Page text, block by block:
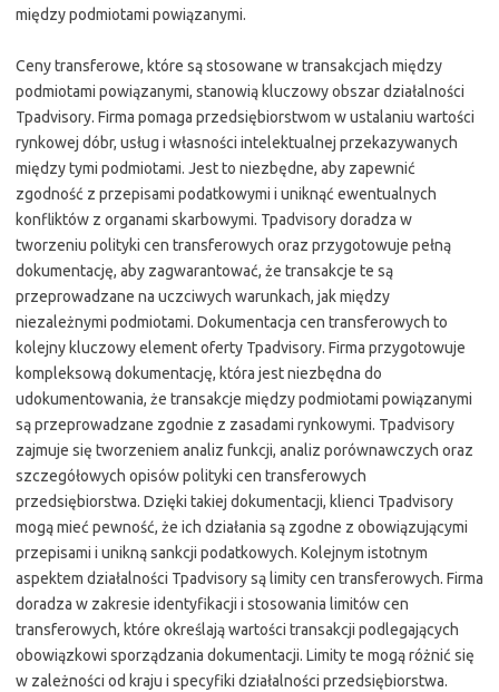
między podmiotami powiązanymi.
Ceny transferowe, które są stosowane w transakcjach między
podmiotami powiązanymi, stanowią kluczowy obszar działalności
Tpadvisory. Firma pomaga przedsiębiorstwom w ustalaniu wartości
rynkowej dóbr, usług i własności intelektualnej przekazywanych
między tymi podmiotami. Jest to niezbędne, aby zapewnić
zgodność z przepisami podatkowymi i uniknąć ewentualnych
konfliktów z organami skarbowymi. Tpadvisory doradza w
tworzeniu polityki cen transferowych oraz przygotowuje pełną
dokumentację, aby zagwarantować, że transakcje te są
przeprowadzane na uczciwych warunkach, jak między
niezależnymi podmiotami. Dokumentacja cen transferowych to
kolejny kluczowy element oferty Tpadvisory. Firma przygotowuje
kompleksową dokumentację, która jest niezbędna do
udokumentowania, że transakcje między podmiotami powiązanymi
są przeprowadzane zgodnie z zasadami rynkowymi. Tpadvisory
zajmuje się tworzeniem analiz funkcji, analiz porównawczych oraz
szczegółowych opisów polityki cen transferowych
przedsiębiorstwa. Dzięki takiej dokumentacji, klienci Tpadvisory
mogą mieć pewność, że ich działania są zgodne z obowiązującymi
przepisami i unikną sankcji podatkowych. Kolejnym istotnym
aspektem działalności Tpadvisory są limity cen transferowych. Firma
doradza w zakresie identyfikacji i stosowania limitów cen
transferowych, które określają wartości transakcji podlegających
obowiązkowi sporządzania dokumentacji. Limity te mogą różnić się
w zależności od kraju i specyfiki działalności przedsiębiorstwa.